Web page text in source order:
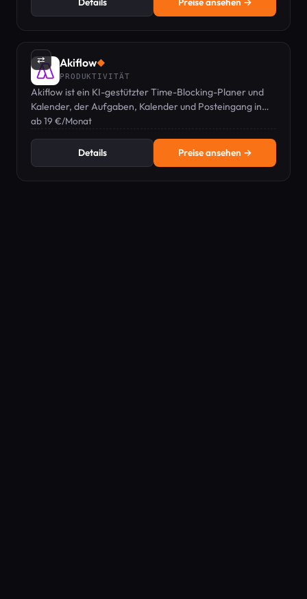
⇄ Akiflow◆
PRODUKTIVITÄT
Akiflow ist ein KI-gestützter Time-Blocking-Planer und
Kalender, der Aufgaben, Kalender und Posteingang in
einer einzigen tastaturgesteuerten Befehlsleiste vereint.
ab 19 €/Monat
Details Preise ansehen →